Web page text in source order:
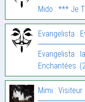
Mido : *** Je
Evangelista :
Evangelista :
Enchantées.
Mimi : Visiteur